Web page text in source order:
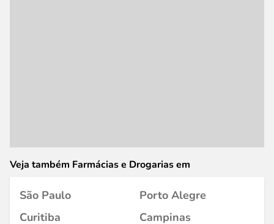
Veja também Farmácias e Drogarias em
São Paulo
Porto Alegre
Curitiba
Campinas